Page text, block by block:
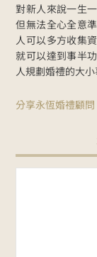
對新人來說一生
但無法全心全意
人可以多方收集
就可以達到事半
人規劃婚禮的大
分享永恆婚禮顧問